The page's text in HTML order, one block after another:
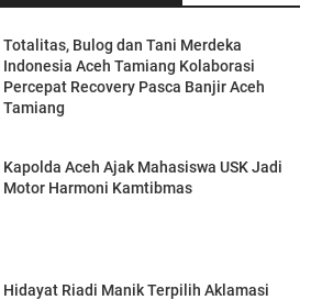
Totalitas, Bulog dan Tani Merdeka
Indonesia Aceh Tamiang Kolaborasi
Percepat Recovery Pasca Banjir Aceh
Tamiang
Kapolda Aceh Ajak Mahasiswa USK Jadi
Motor Harmoni Kamtibmas
Hidayat Riadi Manik Terpilih Aklamasi